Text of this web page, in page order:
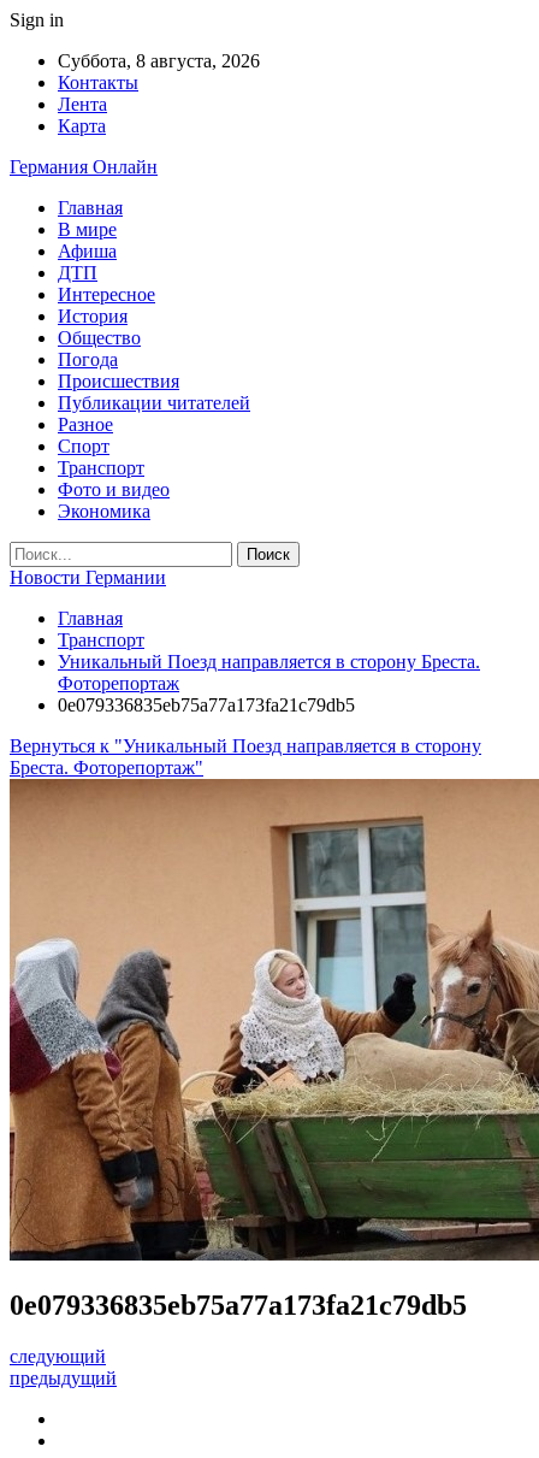
Sign in
Суббота, 8 августа, 2026
Контакты
Лента
Карта
Германия Онлайн
Главная
В мире
Афиша
ДТП
Интересное
История
Общество
Погода
Происшествия
Публикации читателей
Разное
Спорт
Транспорт
Фото и видео
Экономика
Новости Германии
Главная
Транспорт
Уникальный Поезд направляется в сторону Бреста.
Фоторепортаж
0e079336835eb75a77a173fa21c79db5
Вернуться к "Уникальный Поезд направляется в сторону
Бреста. Фоторепортаж"
0e079336835eb75a77a173fa21c79db5
следующий
предыдущий